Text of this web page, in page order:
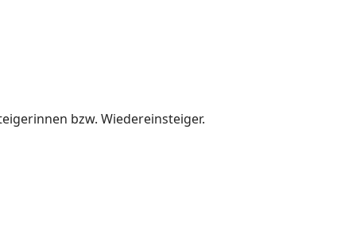
bzw. Wiedereinsteiger.